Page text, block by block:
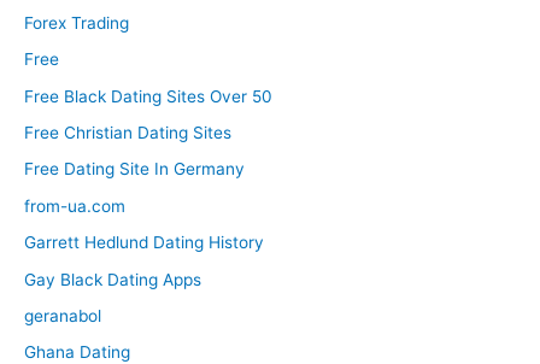
Forex Trading
Free
Free Black Dating Sites Over 50
Free Christian Dating Sites
Free Dating Site In Germany
from-ua.com
Garrett Hedlund Dating History
Gay Black Dating Apps
geranabol
Ghana Dating